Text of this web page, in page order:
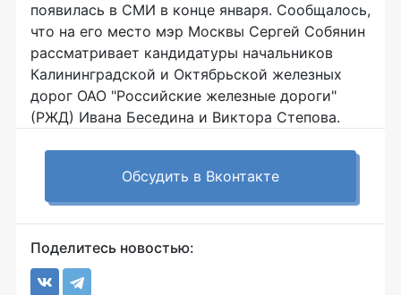
появилась в СМИ в конце января. Сообщалось,
что на его место мэр Москвы Сергей Собянин
рассматривает кандидатуры начальников
Калининградской и Октябрьской железных
дорог ОАО "Российские железные дороги"
(РЖД) Ивана Беседина и Виктора Степова.
Обсудить в Вконтакте
Поделитесь новостью: